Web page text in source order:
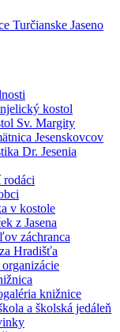
kostol
Sv. Margity
Jesenskovcov
Dr. Jesenia
v kostole
z Jasena
záchranca
Hradišťa
knižnice
a školská jedáleň